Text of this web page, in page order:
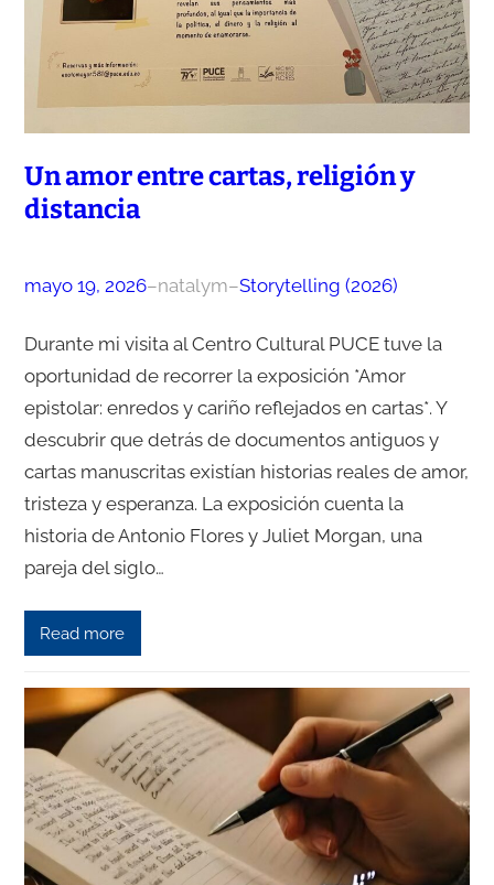
Un amor entre cartas, religión y
distancia
mayo 19, 2026–natalym–Storytelling (2026)
Durante mi visita al Centro Cultural PUCE tuve la
oportunidad de recorrer la exposición *Amor
epistolar: enredos y cariño reflejados en cartas*. Y
descubrir que detrás de documentos antiguos y
cartas manuscritas existían historias reales de amor,
tristeza y esperanza. La exposición cuenta la
historia de Antonio Flores y Juliet Morgan, una
pareja del siglo…
Read more